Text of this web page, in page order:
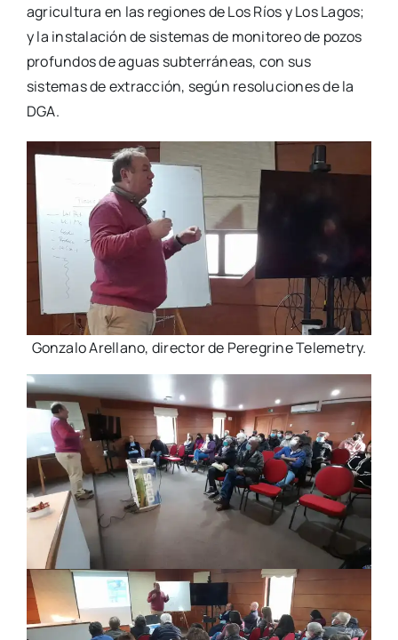
agricultura en las regiones de Los Ríos y Los Lagos;
y la instalación de sistemas de monitoreo de pozos
profundos de aguas subterráneas, con sus
sistemas de extracción, según resoluciones de la
DGA.
Gonzalo Arellano, director de Peregrine Telemetry.